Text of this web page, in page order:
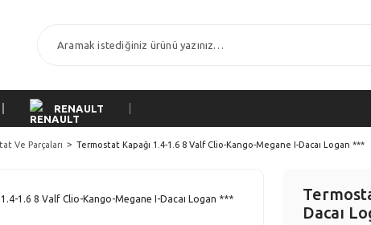
RENAULT
Ve Parçaları Termostat Kapağı 1.4-1.6 8 Valf Clio-Kango-Megane I-Dacaı Logan ***
Dacaı